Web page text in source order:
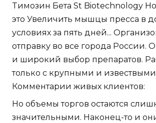
Tимозин Бета St Biotechnology
это Увеличить мышцы пресса в
условиях за пять дней...
отправку во все города России.
и широкий выбор препаратов.
только с крупными и
Комментарии живых клиентов:
Но объемы торгов остаются
значительными. Наконец-то и